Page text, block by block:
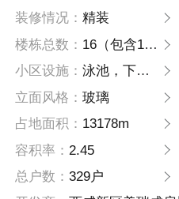
装修情况：精装
楼栋总数： 16（包含1幢自持，1幢物业用房）
小区设施：泳池，下沉式运动广场
立面风格：玻璃
占地面积： 13178m
容积率： 2.45
总户数：329户